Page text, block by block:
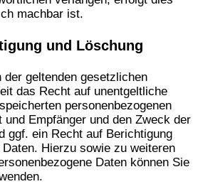
machbar ist.
und Löschung
der geltenden gesetzlichen
das Recht auf unentgeltliche
personenbezogenen
und Empfänger und den Zweck der
ggf. ein Recht auf Berichtigung
Hierzu sowie zu weiteren
Daten können Sie